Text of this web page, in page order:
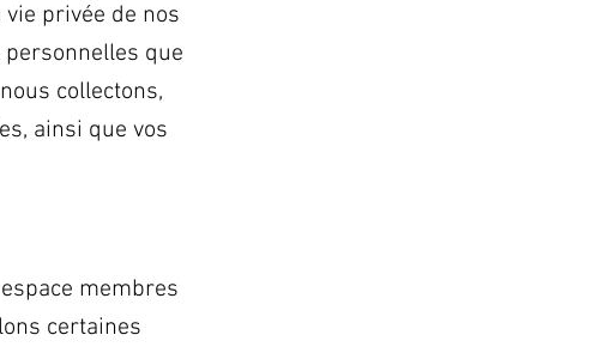
vie privée de nos
que
collectons,
ainsi que vos
membres
certaines